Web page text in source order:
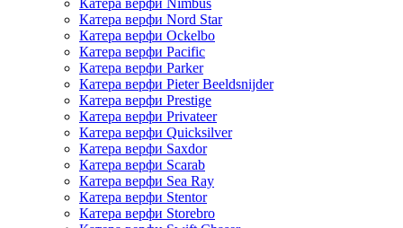
Катера верфи Nimbus
Катера верфи Nord Star
Катера верфи Ockelbo
Катера верфи Pacific
Катера верфи Parker
Катера верфи Pieter Beeldsnijder
Катера верфи Prestige
Катера верфи Privateer
Катера верфи Quicksilver
Катера верфи Saxdor
Катера верфи Scarab
Катера верфи Sea Ray
Катера верфи Stentor
Катера верфи Storebro